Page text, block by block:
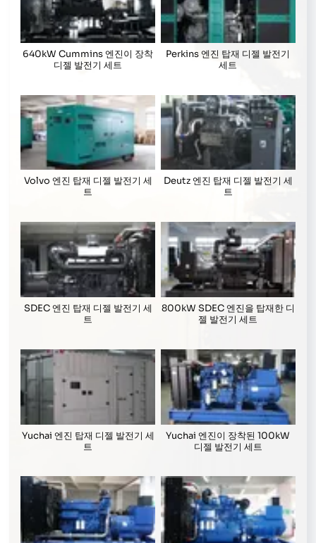
640kW Cummins 엔진이 장착
디젤 발전기 세트
Perkins 엔진 탑재 디젤 발전기
세트
Volvo 엔진 탑재 디젤 발전기 세
트
Deutz 엔진 탑재 디젤 발전기 세
트
SDEC 엔진 탑재 디젤 발전기 세
트
800kW SDEC 엔진을 탑재한 디
젤 발전기 세트
Yuchai 엔진 탑재 디젤 발전기 세
트
Yuchai 엔진이 장착된 100kW
디젤 발전기 세트